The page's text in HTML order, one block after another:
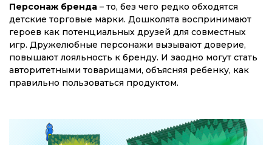
Персонаж бренда – то, без чего редко обходятся
детские торговые марки. Дошколята воспринимают
героев как потенциальных друзей для совместных
игр. Дружелюбные персонажи вызывают доверие,
повышают лояльность к бренду. И заодно могут стать
авторитетными товарищами, объясняя ребенку, как
правильно пользоваться продуктом.